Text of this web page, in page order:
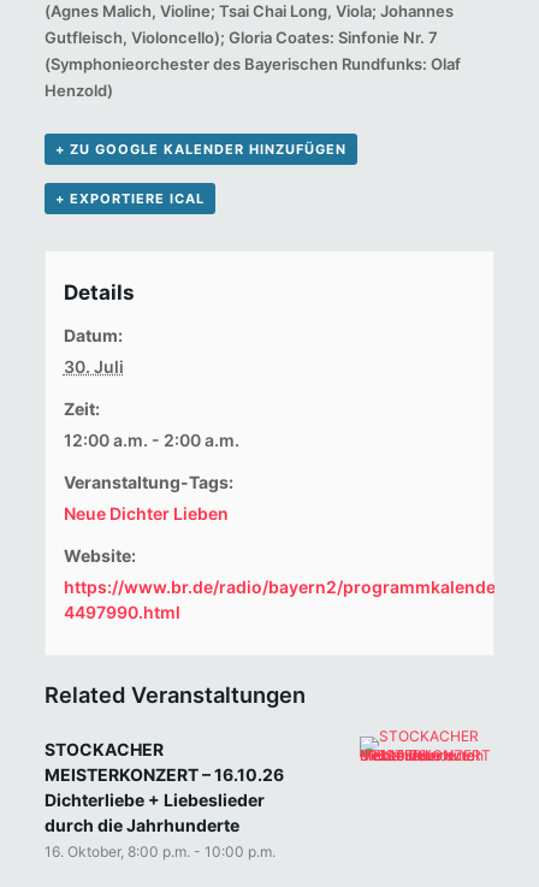
(Agnes Malich, Violine; Tsai Chai Long, Viola; Johannes
Gutfleisch, Violoncello); Gloria Coates: Sinfonie Nr. 7
(Symphonieorchester des Bayerischen Rundfunks: Olaf
Henzold)
+ ZU GOOGLE KALENDER HINZUFÜGEN
+ EXPORTIERE ICAL
Details
Datum:
30. Juli
Zeit:
12:00 a.m. - 2:00 a.m.
Veranstaltung-Tags:
Neue Dichter Lieben
Website:
https://www.br.de/radio/bayern2/programmkalender/
4497990.html
Related Veranstaltungen
STOCKACHER
MEISTERKONZERT – 16.10.26
Dichterliebe + Liebeslieder
durch die Jahrhunderte
16. Oktober, 8:00 p.m. - 10:00 p.m.